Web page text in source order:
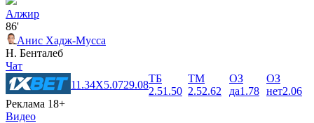
Алжир
86'
Анис Хадж-Мусса
Н. Бенталеб
Чат
11.34X5.0729.08
ТБ
2.51.50
ТМ
2.52.62
ОЗ
да1.78
ОЗ
нет2.06
Реклама 18+
Видео